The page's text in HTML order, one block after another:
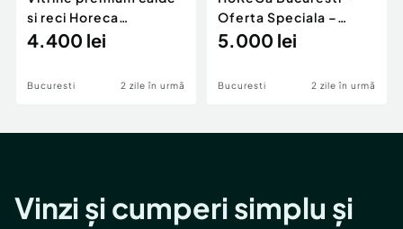
si reci Horeca
Bucuresti
4.400 lei
Bucuresti 2 zile în urmă
Oferta Speciala –
Echipamente putin
5.000 lei
Bucuresti 2 zile în urmă
Vinzi și cumperi simplu și